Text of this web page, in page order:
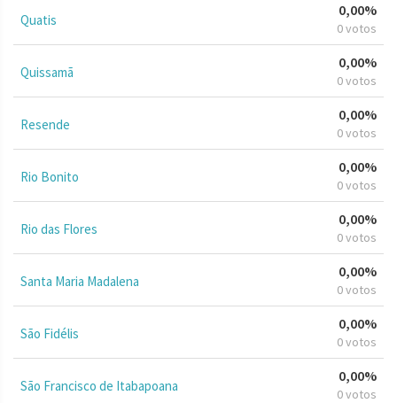
Quatis
0,00%
0 votos
Quissamã
0,00%
0 votos
Resende
0,00%
0 votos
Rio Bonito
0,00%
0 votos
Rio das Flores
0,00%
0 votos
Santa Maria Madalena
0,00%
0 votos
São Fidélis
0,00%
0 votos
São Francisco de Itabapoana
0,00%
0 votos